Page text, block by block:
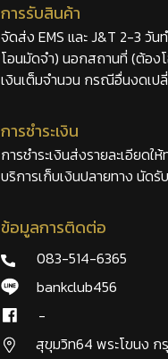
การรับสินค้า
จัดส่ง EMS และ J&T 2-3 วั
โอนมัดจำ) นอกสถานที่ (ต้อ
เงินเต็มจำนวน กรณีอื่นงดเป
การชำระเงิน
การชำระเงินส่งรายละเอียด
บริการเก็บเงินปลายทาง นัด
ข้อมูลการติดต่อ
083-514-6365
bankclub456
-
สุขุมวิท64 พระโขนง ก